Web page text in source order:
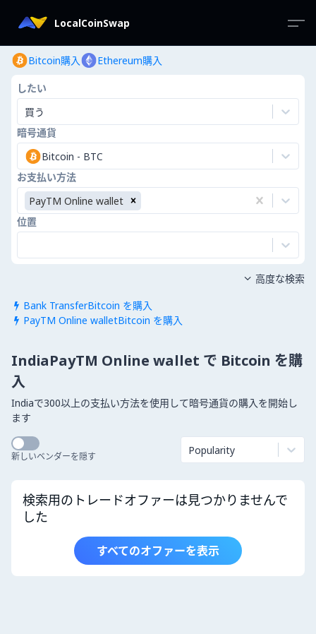
LocalCoinSwap
Bitcoin購入 Ethereum購入
したい
買う
暗号通貨
Bitcoin - BTC
お支払い方法
PayTM Online wallet
位置
 Bank TransferBitcoin を購入
 PayTM Online walletBitcoin を購入
 高度な検索
IndiaPayTM Online wallet で Bitcoin を購
入
Indiaで300以上の支払い方法を使用して暗号通貨の購入を開始し
ます
新しいベンダーを隠す Popularity
検索用のトレードオファーは見つかりませんで
した
すべてのオファーを表示